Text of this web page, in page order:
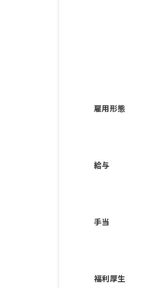
雇用形態
給与
手当
福利厚生